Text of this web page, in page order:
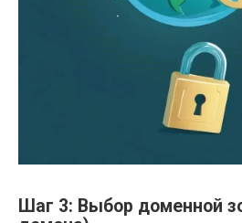
Шаг 3: Выбор доменной